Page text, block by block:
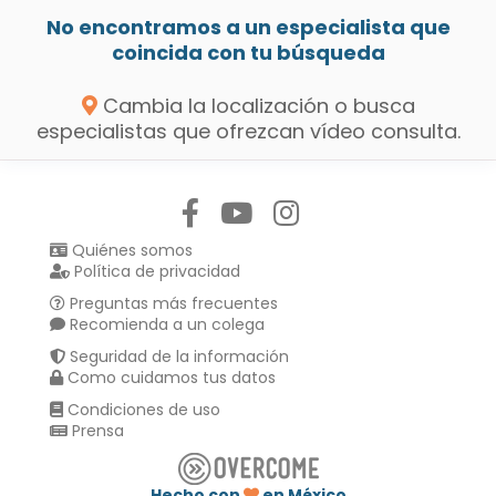
No encontramos a un especialista que
coincida con tu búsqueda
Cambia la localización o busca
especialistas que ofrezcan vídeo consulta.
Quiénes somos
Política de privacidad
Preguntas más frecuentes
Recomienda a un colega
Seguridad de la información
Como cuidamos tus datos
Condiciones de uso
Prensa